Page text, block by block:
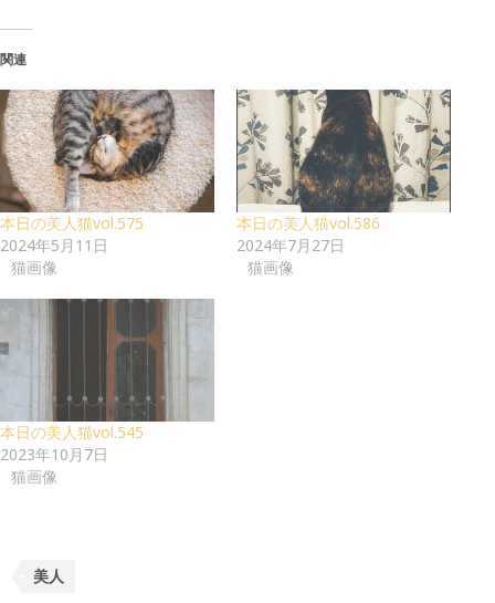
関連
本日の美人猫vol.575
2024年5月11日
猫画像
本日の美人猫vol.586
2024年7月27日
猫画像
本日の美人猫vol.545
2023年10月7日
猫画像
美人